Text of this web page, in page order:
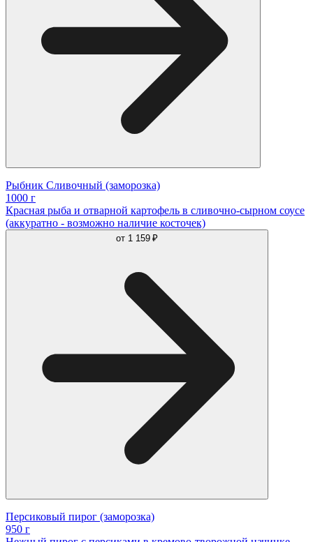
Рыбник Сливочный (заморозка)
1000 г
Красная рыба и отварной картофель в сливочно-сырном соусе
(аккуратно - возможно наличие косточек)
от 1 159 ₽
Персиковый пирог (заморозка)
950 г